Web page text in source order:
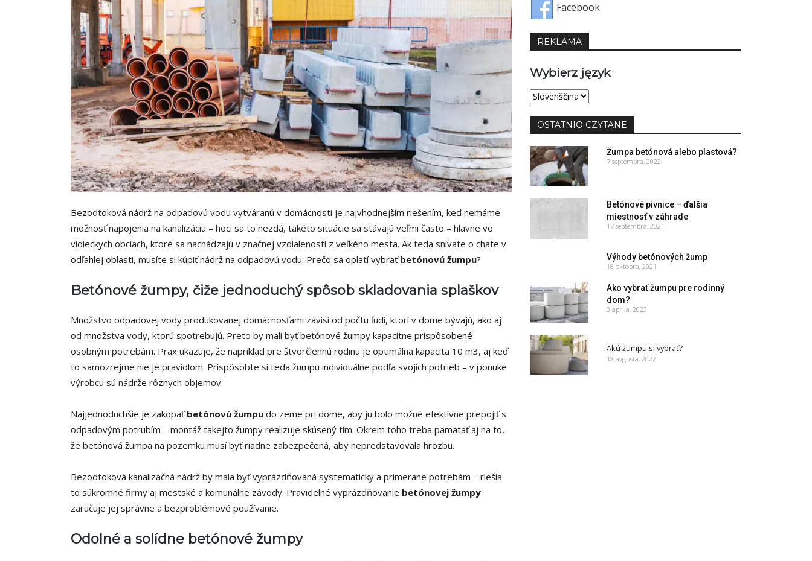
Bezodtoková nádrž na odpadovú vodu vytváranú v domácnosti je najvhodnejším riešením, keď nemáme
možnosť napojenia na kanalizáciu – hoci sa to nezdá, takéto situácie sa stávajú veľmi často – hlavne vo
vidieckych obciach, ktoré sa nachádzajú v značnej vzdialenosti z veľkého mesta. Ak teda snívate o chate v
odľahlej oblasti, musíte si kúpiť nádrž na odpadovú vodu. Prečo sa oplatí vybraťbetónovú žumpu?
Betónové žumpy, čiže jednoduchý spôsob skladovania splaškov
Množstvo odpadovej vody produkovanej domácnosťami závisí od počtu ľudí, ktorí v dome bývajú, ako aj
od množstva vody, ktorú spotrebujú. Preto by mali byť betónové žumpy kapacitne prispôsobené
osobným potrebám. Prax ukazuje, že napríklad pre štvorčlennú rodinu je optimálna kapacita 10 m3, aj keď
to samozrejme nie je pravidlom. Prispôsobte si teda žumpu individuálne podľa svojich potrieb – v ponuke
výrobcu sú nádrže rôznych objemov.
Najjednoduchšie je zakopaťbetónovú žumpu do zeme pri dome, aby ju bolo možné efektívne prepojiť s
odpadovým potrubím – montáž takejto žumpy realizuje skúsený tím. Okrem toho treba pamätať aj na to,
že betónová žumpa na pozemku musí byť riadne zabezpečená, aby nepredstavovala hrozbu.
Bezodtoková kanalizačná nádrž by mala byť vyprázdňovaná systematicky a primerane potrebám – riešia
to súkromné firmy aj mestské a komunálne závody. Pravidelné vyprázdňovanie betónovej žumpy
zaručuje jej správne a bezproblémové používanie.
Odolné a solídne betónové žumpy
Facebook
REKLAMA
Wybierz język
Wybierz
OSTATNIO CZYTANE
Žumpa betónová alebo plastová?
7 septembra, 2022
Betónové pivnice – ďalšia
miestnosť v záhrade
17 septembra, 2021
Výhody betónových žump
18 oktobra, 2021
Ako vybrať žumpu pre rodinný
dom?
3 aprila, 2023
Akú žumpu si vybrať?
18 avgusta, 2022